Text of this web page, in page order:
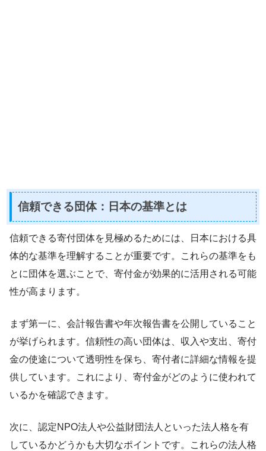
信頼できる団体：日本の基準とは
信頼できる寄付団体を見極めるためには、日本における具
体的な基準を理解することが重要です。これらの基準をも
とに団体を選ぶことで、寄付金が効果的に活用される可能
性が高まります。
まず第一に、会計報告書や年次報告書を公開していること
が挙げられます。信頼性の高い団体は、収入や支出、寄付
金の使途について透明性を保ち、寄付者に詳細な情報を提
供しています。これにより、寄付金がどのように使われて
いるかを確認できます。
次に、認定NPO法人や公益財団法人といった法人格を有
しているかどうかも大切なポイントです。これらの法人格